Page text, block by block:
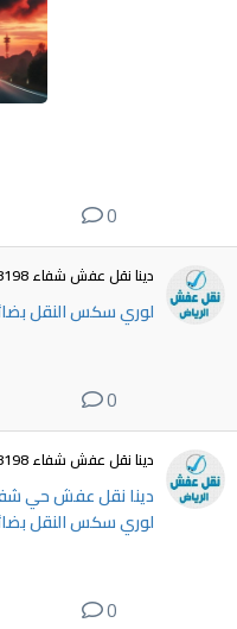
0
دينا نقل عفش شفاء 0596778198
لوري سكس النقل
0
دينا نقل عفش شفاء 0596778198
دينا نقل عفش حي
لوري سكس النقل
0